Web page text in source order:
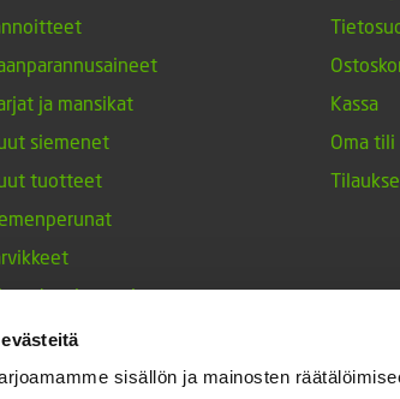
sisällön ja mainosten
ja mansikat
siemenet
tuotteet
tulppaanit
siemenet
ja maustekasvit
Kassa
Oma tili